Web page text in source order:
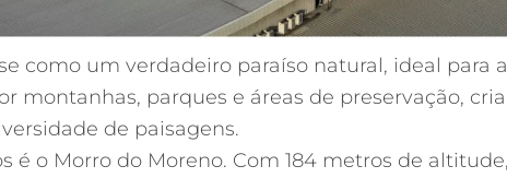
como um verdadeiro paraíso natural, ideal para
montanhas, parques e áreas de preservação,
de paisagens.
é o Morro do Moreno. Com 184 metros de